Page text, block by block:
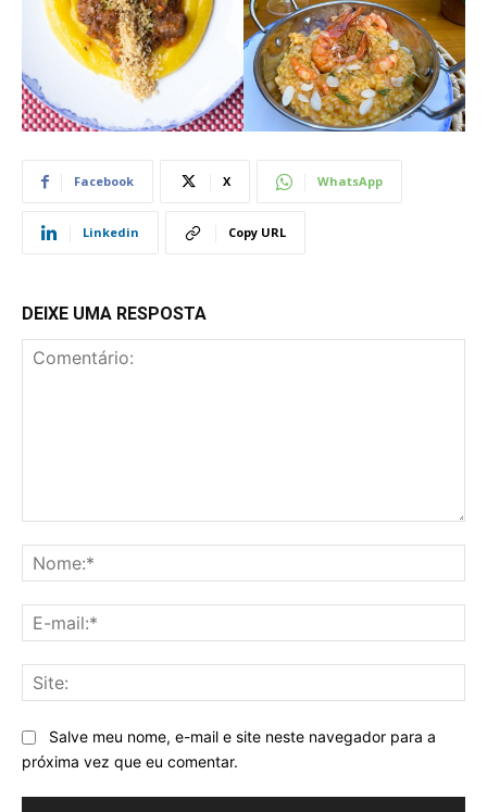
Facebook X WhatsApp
Linkedin Copy URL
DEIXE UMA RESPOSTA
Salve meu nome, e-mail e site neste navegador para a
próxima vez que eu comentar.